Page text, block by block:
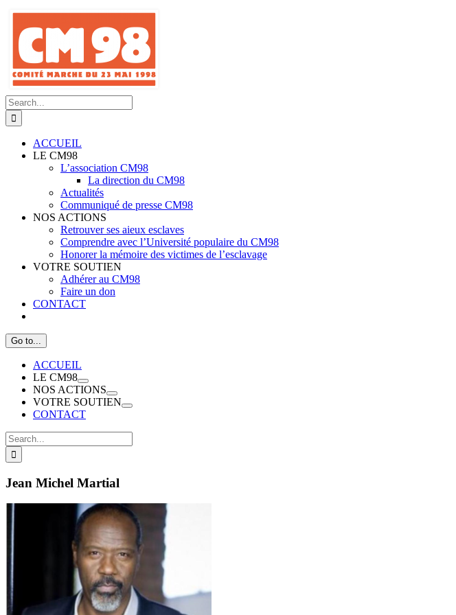
Skip
content
Search
for:
ACCUEIL
LE CM98
L’association CM98
La direction du CM98
Actualités
Communiqué de presse CM98
NOS ACTIONS
Retrouver ses aieux esclaves
Comprendre avec l’Université populaire du CM98
Honorer la mémoire des victimes de l’esclavage
VOTRE SOUTIEN
Adhérer au CM98
Faire un don
CONTACT
Go to...
ACCUEIL
LE CM98
NOS ACTIONS
VOTRE SOUTIEN
CONTACT
Search
for:
Jean Michel Martial